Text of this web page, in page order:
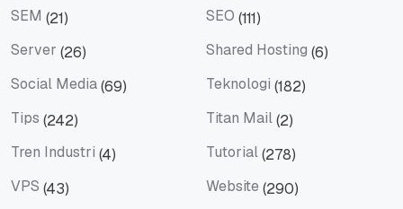
SEM (21) SEO (111)
Server (26) Shared Hosting (6)
Social Media(69) Teknologi (182)
Tips (242) Titan Mail(2)
Tren Industri (4) Tutorial(278)
VPS (43) Website (290)